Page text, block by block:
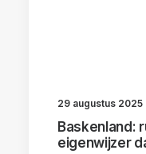
29 augustus 2025
Baskenland:
eigenwijzer